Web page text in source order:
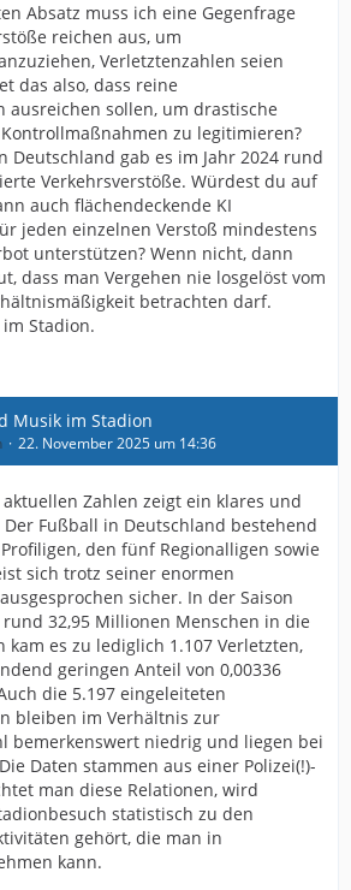
Absatz muss ich eine Gegenfrage
reichen aus, um
Verletztenzahlen seien
das also, dass reine
ausreichen sollen, um drastische
zu legitimieren?
Deutschland gab es im Jahr 2024 rund
Verkehrsverstöße. Würdest du auf
auch flächendeckende KI
jeden einzelnen Verstoß mindestens
unterstützen? Wenn nicht, dann
dass man Vergehen nie losgelöst vom
betrachten darf.
Stadion.
Musik im Stadion
22. November 2025 um 14:36
Zahlen zeigt ein klares und
Fußball in Deutschland bestehend
den fünf Regionalligen sowie
sich trotz seiner enormen
sicher. In der Saison
32,95 Millionen Menschen in die
kam es zu lediglich 1.107 Verletzten,
geringen Anteil von 0,00336
die 5.197 eingeleiteten
bleiben im Verhältnis zur
bemerkenswert niedrig und liegen bei
Daten stammen aus einer Polizei(!)-
man diese Relationen, wird
statistisch zu den
gehört, die man in
kann.